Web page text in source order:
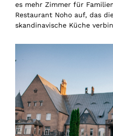
es mehr Zimmer für
Restaurant Noho auf, das
skandinavische Küche